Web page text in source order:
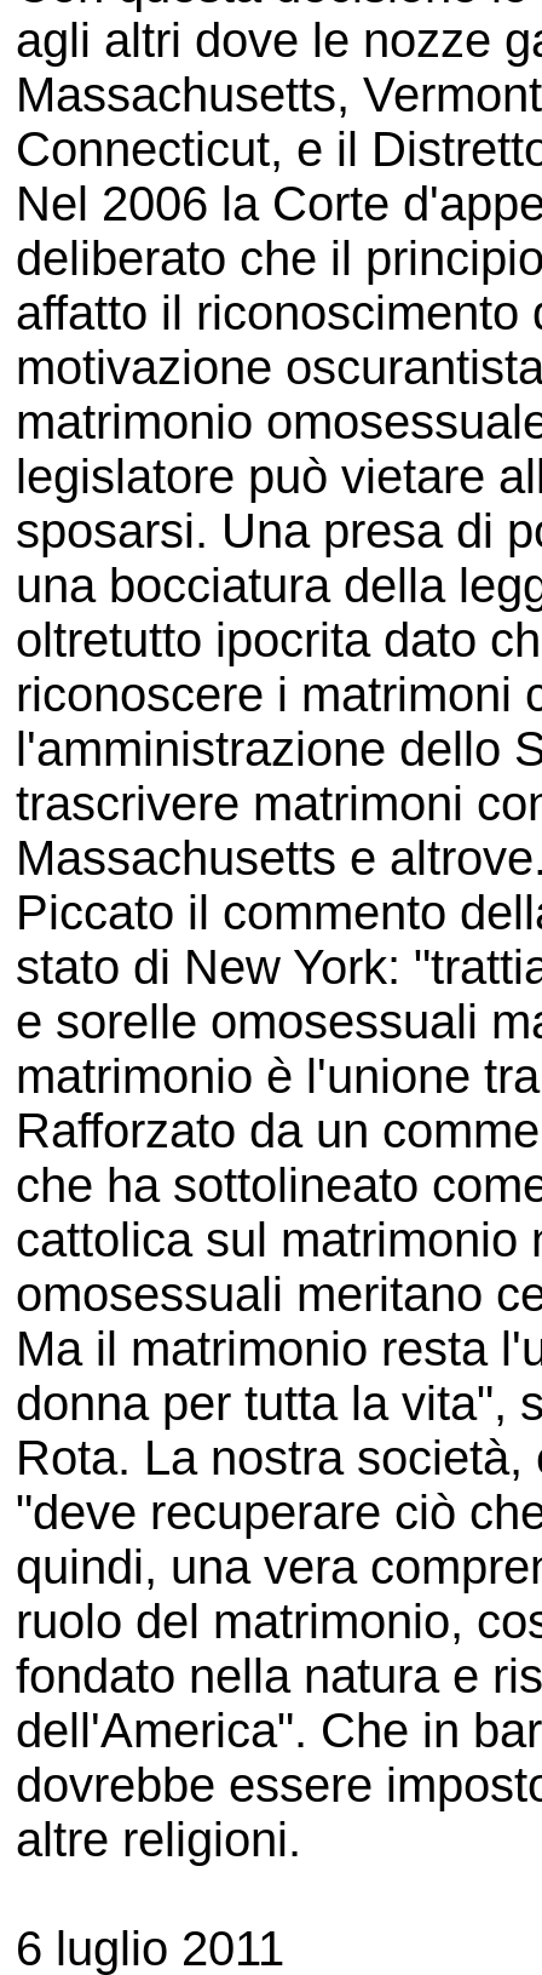
agli altri dove le nozze
Massachusetts,
Connecticut, e il
Nel 2006 la Corte
deliberato che il
affatto il
motivazione
matrimonio
legislatore può vietare
sposarsi. Una presa di
una bocciatura della
oltretutto ipocrita dato
riconoscere i matrimoni
l'amministrazione dello
trascrivere matrimoni
Massachusetts e
Piccato il commento
stato di New York:
e sorelle omosessuali
matrimonio è l'unione
Rafforzato da un
che ha sottolineato
cattolica sul matrimonio
omosessuali meritano
Ma il matrimonio resta
donna per tutta la vita",
Rota. La nostra
"deve recuperare ciò
quindi, una vera
ruolo del matrimonio,
fondato nella natura e
dell'America". Che in
dovrebbe essere
altre religioni.
6 luglio 2011